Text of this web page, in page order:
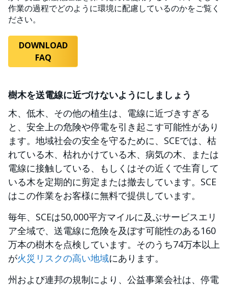
作業の過程でどのように環境に配慮しているのかをご覧く
ださい。
DOWNLOAD
FAQ
樹木を送電線に近づけないようにしましょう
木、低木、その他の植生は、電線に近づきすぎる
と、安全上の危険や停電を引き起こす可能性があり
ます。地域社会の安全を守るために、SCEでは、枯
れている木、枯れかけている木、病気の木、または
電線に接触している、もしくはその近くで生育して
いる木を定期的に剪定または撤去しています。SCE
はこの作業をお客様に無料で提供しています。
毎年、SCEは50,000平方マイルに及ぶサービスエリ
ア全域で、送電線に危険を及ぼす可能性のある160
万本の樹木を点検しています。そのうち74万本以上
が火災リスクの高い地域にあります。
州および連邦の規制により、公益事業会社は、停電